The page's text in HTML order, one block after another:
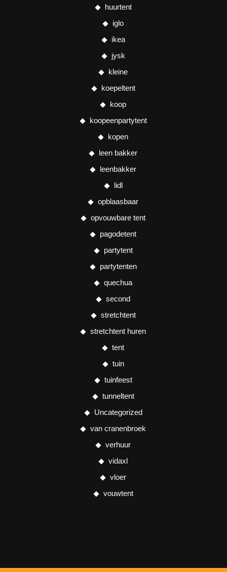
huurtent
iglo
ikea
jysk
kleine
koepeltent
koop
koopeenpartytent
kopen
leen bakker
leenbakker
lidl
opblaasbaar
opvouwbare tent
pagodetent
partytent
partytenten
quechua
second
stretchtent
stretchtent huren
tent
tuin
tuinfeest
tunneltent
Uncategorized
van cranenbroek
verhuur
vidaxl
vloer
vouwtent